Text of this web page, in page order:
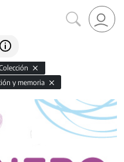
y memoria